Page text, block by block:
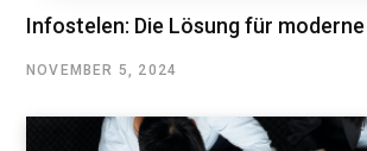
Infostelen: Die Lösung für
NOVEMBER 5, 2024